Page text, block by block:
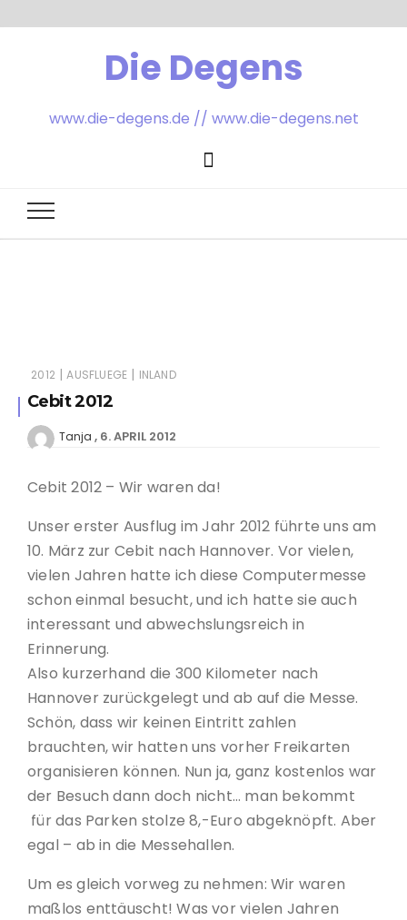
Die Degens
www.die-degens.de // www.die-degens.net
2012 | AUSFLUEGE | INLAND
Cebit 2012
Tanja 6. APRIL 2012
Cebit 2012 – Wir waren da!
Unser erster Ausflug im Jahr 2012 führte uns am
10. März zur Cebit nach Hannover. Vor vielen,
vielen Jahren hatte ich diese Computermesse
schon einmal besucht, und ich hatte sie auch
interessant und abwechslungsreich in
Erinnerung.
Also kurzerhand die 300 Kilometer nach
Hannover zurückgelegt und ab auf die Messe.
Schön, dass wir keinen Eintritt zahlen
brauchten, wir hatten uns vorher Freikarten
organisieren können. Nun ja, ganz kostenlos war
der Besuch dann doch nicht… man bekommt
für das Parken stolze 8,-Euro abgeknöpft. Aber
egal – ab in die Messehallen.
Um es gleich vorweg zu nehmen: Wir waren
maßlos enttäuscht! Was vor vielen Jahren